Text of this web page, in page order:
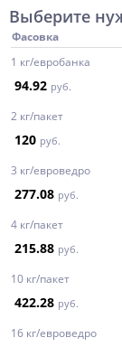
Выберите
Фасовка
1 кг/евробанка
94.92 руб.
2 кг/пакет
120 руб.
3 кг/евроведро
277.08 руб.
4 кг/пакет
215.88 руб.
10 кг/пакет
422.28 руб.
16 кг/евроведро